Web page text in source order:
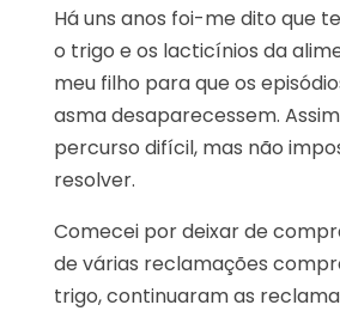
Há uns anos foi-me dito que
o trigo e os lacticínios da
meu filho para que os
asma desaparecessem.
percurso difícil, mas não
resolver.
Comecei por deixar de
de várias reclamações
trigo, continuaram as